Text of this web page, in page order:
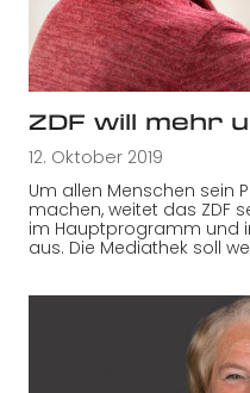
ZDF will mehr
12. Oktober 2019
Um allen Menschen sein
machen, weitet das ZDF
im Hauptprogramm und
aus. Die Mediathek soll